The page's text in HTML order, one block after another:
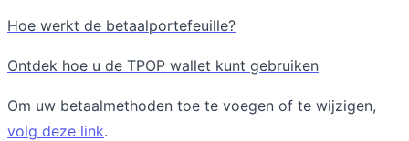
Hoe werkt de betaalportefeuille?
Ontdek hoe u de TPOP wallet kunt gebruiken
Om uw betaalmethoden toe te voegen of te wijzigen,
volg deze link.